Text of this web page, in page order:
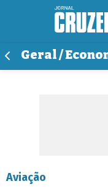
Geral /
Aviação